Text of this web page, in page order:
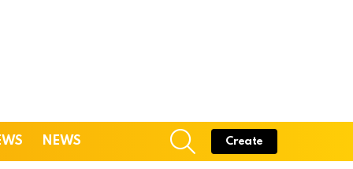
NEWS
SEARCH
Create